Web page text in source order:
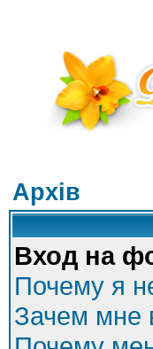
Архів
Вход на
Почему я
Зачем мне